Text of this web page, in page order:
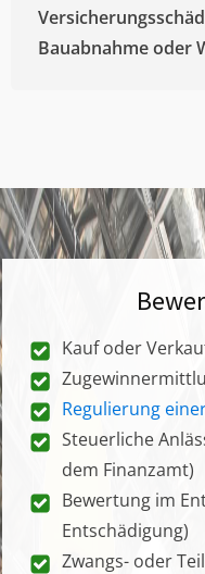
Bauabnahme oder
Kauf oder
Regulierung
Steuerliche
dem Finanzamt)
Bewertung im
Entschädigung)
Zwangs- oder